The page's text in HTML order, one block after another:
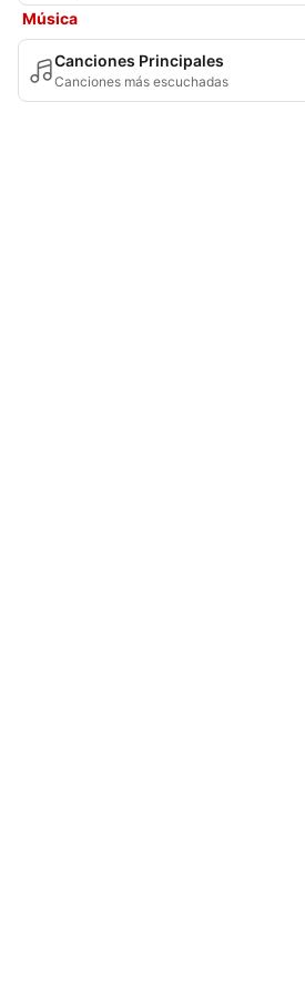
Música
Canciones Principales
Canciones más escuchadas